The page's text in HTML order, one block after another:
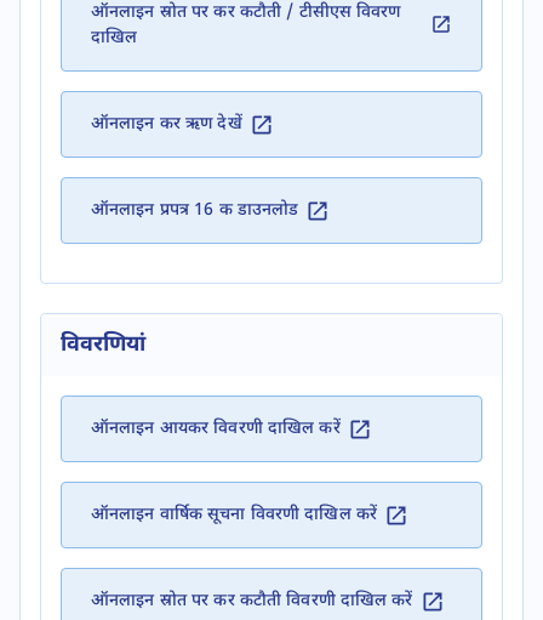
ऑनलाइन स्रोत पर कर कटौती / टीसीएस विवरण
दाखिल
ऑनलाइन कर ऋण देखें
ऑनलाइन प्रपत्र 16 क डाउनलोड
विवरणियां
ऑनलाइन आयकर विवरणी दाखिल करें
ऑनलाइन वार्षिक सूचना विवरणी दाखिल करें
ऑनलाइन स्रोत पर कर कटौती विवरणी दाखिल करें